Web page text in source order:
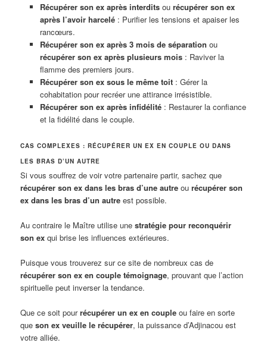
Récupérer son ex après interditsou récupérer son ex
après l’avoir harcelé: Purifier les tensions et apaiser les
rancœurs.
Récupérer son ex après 3 mois de séparation ou
récupérer son ex après plusieurs mois: Raviver la
flamme des premiers jours.
Récupérer son ex sous le même toit: Gérer la
cohabitation pour recréer une attirance irrésistible.
Récupérer son ex après infidélité: Restaurer la confiance
et la fidélité dans le couple.
CAS COMPLEXES : RÉCUPÉRER UN EX EN COUPLE OU DANS
LES BRAS D’UN AUTRE
Si vous souffrez de voir votre partenaire partir, sachez que
récupérer son ex dans les bras d’une autre ourécupérer son
ex dans les bras d’un autre est possible.
Au contraire le Maître utilise unestratégie pour reconquérir
son ex qui brise les influences extérieures.
Puisque vous trouverez sur ce site de nombreux cas de
récupérer son ex en couple témoignage, prouvant que l’action
spirituelle peut inverser la tendance.
Que ce soit pourrécupérer un ex en couple ou faire en sorte
queson ex veuille le récupérer, la puissance d’Adjinacou est
votre alliée.